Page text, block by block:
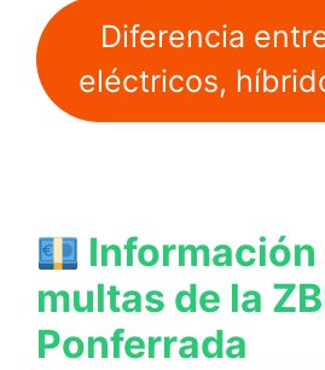
Diferencia
eléctricos,
Información
multas de la
Ponferrada